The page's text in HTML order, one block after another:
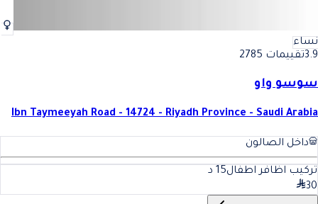
نساء
3.9تقييمات 2785
سوسو واو
Ibn Taymeeyah Road - 14724 - Riyadh Province - Saudi Arabia
داخل الصالون
تركيب اظافر اطفال15 د
30